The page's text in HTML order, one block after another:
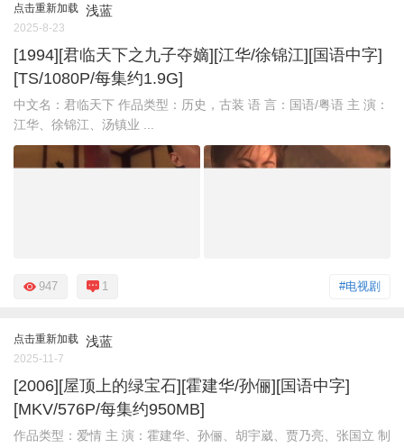
点击重新加载 浅蓝
2025-8-23
[1994][君临天下之九子夺嫡][江华/徐锦江][国语中字]
[TS/1080P/每集约1.9G]
中文名：君临天下 作品类型：历史，古装 语 言：国语/粤语 主 演：
江华、徐锦江、汤镇业 ...
#电视剧
947 1
点击重新加载 浅蓝
2025-11-7
[2006][屋顶上的绿宝石][霍建华/孙俪][国语中字]
[MKV/576P/每集约950MB]
作品类型：爱情 主 演：霍建华、孙俪、胡宇崴、贾乃亮、张国立 制